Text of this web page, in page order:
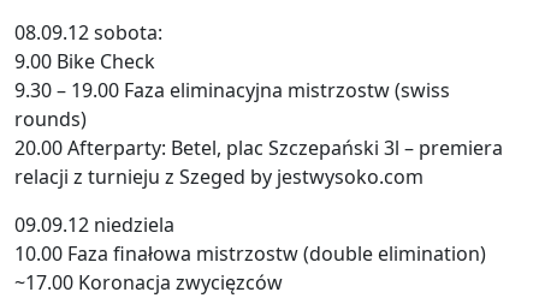
08.09.12 sobota:
9.00 Bike Check
9.30 – 19.00 Faza eliminacyjna mistrzostw (swiss
rounds)
20.00 Afterparty: Betel, plac Szczepański 3l – premiera
relacji z turnieju z Szeged by jestwysoko.com
09.09.12 niedziela
10.00 Faza finałowa mistrzostw (double elimination)
~17.00 Koronacja zwycięzców